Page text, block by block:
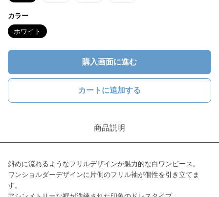
カラー
ホワイト
購入画面に進む
カートに追加する
商品説明
斜めに流れるようなフリルデザインが魅力的な白ワンピース。
ワンショルダーデザインに片側のフリル袖が個性を引き立てま
す。